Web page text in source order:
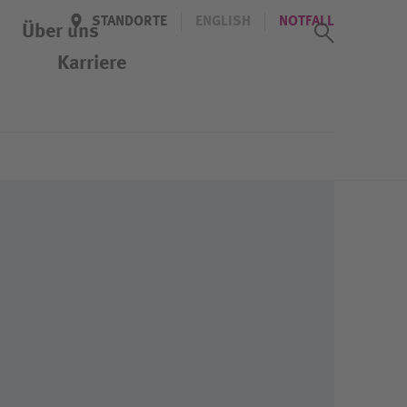
STANDORTE ENGLISH NOTFALL
Über uns
Karriere